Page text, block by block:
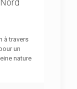
à travers
un
nature